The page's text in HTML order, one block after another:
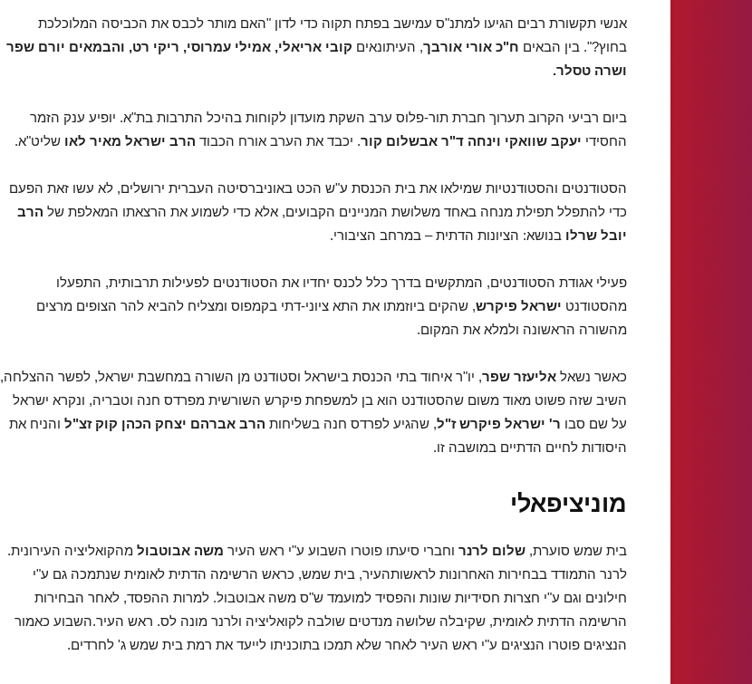
אנשי תקשורת רבים הגיעו למתנ"ס עמישב בפתח תקוה כדי לדון "האם מותר לכבס את הכביסה המלוכלכת
בחוץ?". בין הבאים ח"כ אורי אורבך, העיתונאים קובי אריאלי, אמילי עמרוסי, ריקי רט, והבמאים יורם שפר
ושרה טסלר.
ביום רביעי הקרוב תערוך חברת תור-פלוס ערב השקת מועדון לקוחות בהיכל התרבות בת"א. יופיע ענק הזמר
החסידי יעקב שוואקי וינחה ד"ר אבשלום קור. יכבד את הערב אורח הכבוד הרב ישראל מאיר לאו שליט"א.
הסטודנטים והסטודנטיות שמילאו את בית הכנסת ע"ש הכט באוניברסיטה העברית ירושלים, לא עשו זאת הפעם
כדי להתפלל תפילת מנחה באחד משלושת המניינים הקבועים, אלא כדי לשמוע את הרצאתו המאלפת של הרב
יובל שרלו בנושא: הציונות הדתית – במרחב הציבורי.
פעילי אגודת הסטודנטים, המתקשים בדרך כלל לכנס יחדיו את הסטודנטים לפעילות תרבותית, התפעלו
מהסטודנט ישראל פיקרש, שהקים ביוזמתו את התא ציוני-דתי בקמפוס ומצליח להביא להר הצופים מרצים
מהשורה הראשונה ולמלא את המקום.
כאשר נשאל אליעזר שפר, יו"ר איחוד בתי הכנסת בישראל וסטודנט מן השורה במחשבת ישראל, לפשר ההצלחה,
השיב שזה פשוט מאוד משום שהסטודנט הוא בן למשפחת פיקרש השורשית מפרדס חנה וטבריה, ונקרא ישראל
על שם סבו ר' ישראל פיקרש ז"ל, שהגיע לפרדס חנה בשליחות הרב אברהם יצחק הכהן קוק זצ"ל והניח את
היסודות לחיים הדתיים במושבה זו.
מוניציפאלי
בית שמש סוערת, שלום לרנר וחברי סיעתו פוטרו השבוע ע"י ראש העיר משה אבוטבול מהקואליציה העירונית.
לרנר התמודד בבחירות האחרונות לראשותהעיר, בית שמש, כראש הרשימה הדתית לאומית שנתמכה גם ע"י
חילונים וגם ע"י חצרות חסידיות שונות והפסיד למועמד ש"ס משה אבוטבול. למרות ההפסד, לאחר הבחירות
הרשימה הדתית לאומית, שקיבלה שלושה מנדטים שולבה לקואליציה ולרנר מונה לס. ראש העיר.השבוע כאמור
הנציגים פוטרו הנציגים ע"י ראש העיר לאחר שלא תמכו בתוכניתו לייעד את רמת בית שמש ג' לחרדים.